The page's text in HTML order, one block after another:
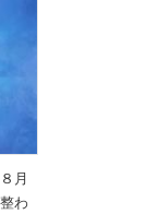
月
わ